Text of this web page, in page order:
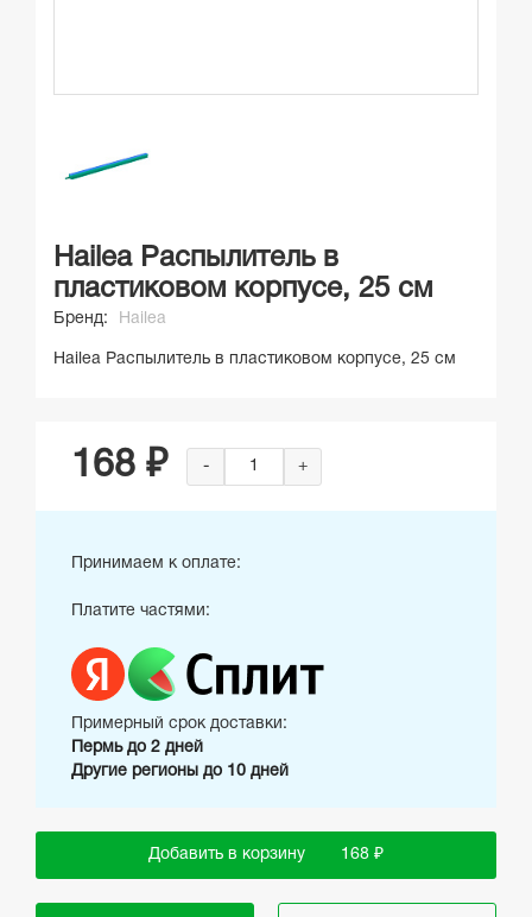
Hailea Распылитель в
пластиковом корпусе, 25 см
Бренд: Hailea
Hailea Распылитель в пластиковом корпусе, 25 см
168 ₽ - +
Принимаем к оплате:
Платите частями:
Примерный срок доставки:
Пермь до 2 дней
Другие регионы до 10 дней
Добавить в корзину 168 ₽